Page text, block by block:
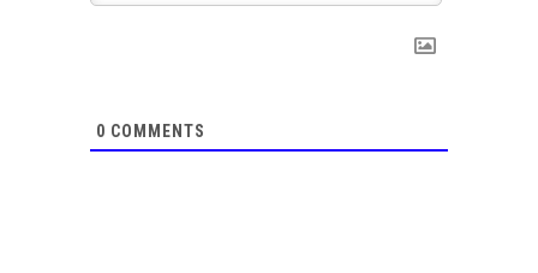
0 COMMENTS